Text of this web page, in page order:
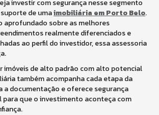
investir com segurança nesse segmento
de umaimobiliária em Porto Belo.
aprofundado sobre as melhores
realmente diferenciados e
ao perfil do investidor, essa assessoria
imóveis de alto padrão com alto potencial
também acompanha cada etapa da
a documentação e oferece segurança
para que o investimento aconteça com